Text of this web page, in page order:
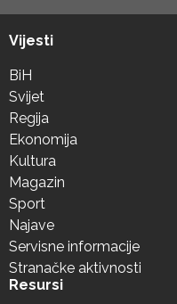
Vijesti
BiH
Svijet
Regija
Ekonomija
Kultura
Magazin
Sport
Najave
Servisne informacije
Stranačke aktivnosti
Resursi